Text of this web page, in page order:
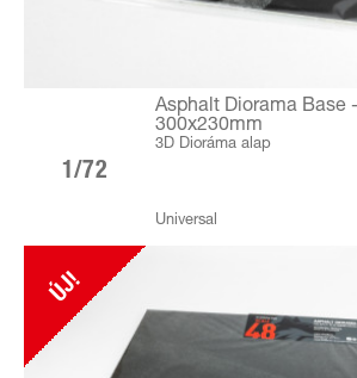
1/72
Asphalt Diorama Base
300x230mm
3D Dioráma alap
Universal
ÚJ!